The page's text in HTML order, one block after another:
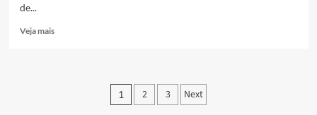
de...
Veja maisRead
Paginação
1 2 3 Next